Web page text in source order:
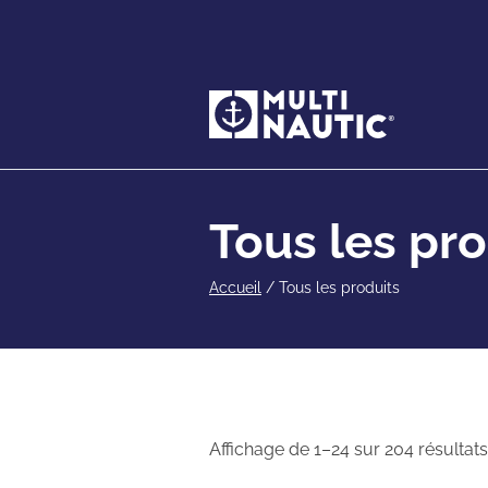
Tous les
Accueil / Tous les produits
Affichage de 1–24 sur 204 résultats